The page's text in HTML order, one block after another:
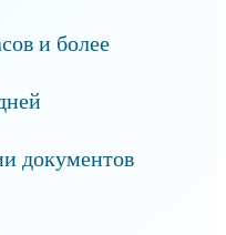
и более
документов